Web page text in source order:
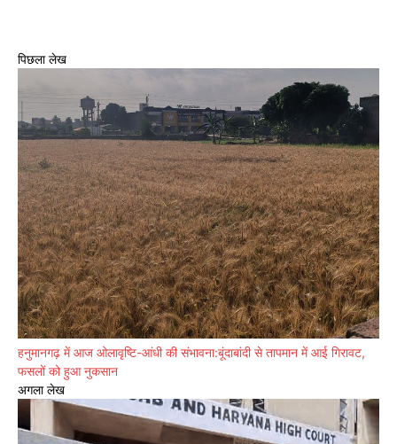
पिछला लेख
हनुमानगढ़ में आज ओलावृष्टि-आंधी की संभावना:बूंदाबांदी से तापमान में आई गिरावट,
फसलों को हुआ नुकसान
अगला लेख